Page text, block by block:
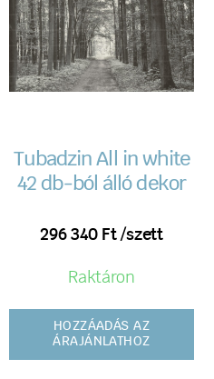
Tubadzin All in white
42 db-ból álló dekor
296 340 Ft /szett
Raktáron
HOZZÁADÁS AZ
ÁRAJÁNLATHOZ